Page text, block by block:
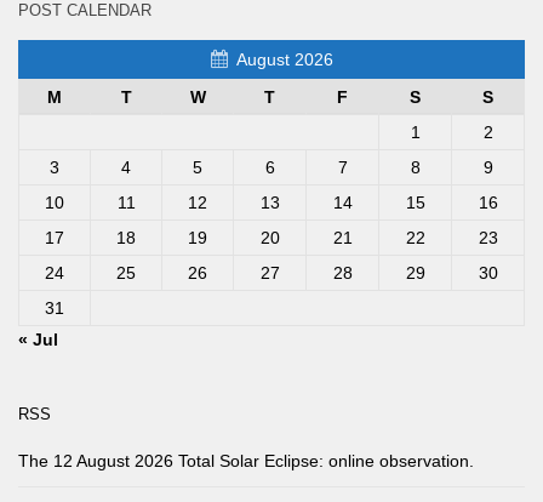
POST CALENDAR
August 2026
M
T W T F S
S
1
2
3
4 5 6 7 8
9
10
11 12 13 14 15
16
17
18 19 20 21 22
23
24
25 26 27 28 29
30
31
« Jul
RSS
The 12 August 2026 Total Solar Eclipse: online observation.